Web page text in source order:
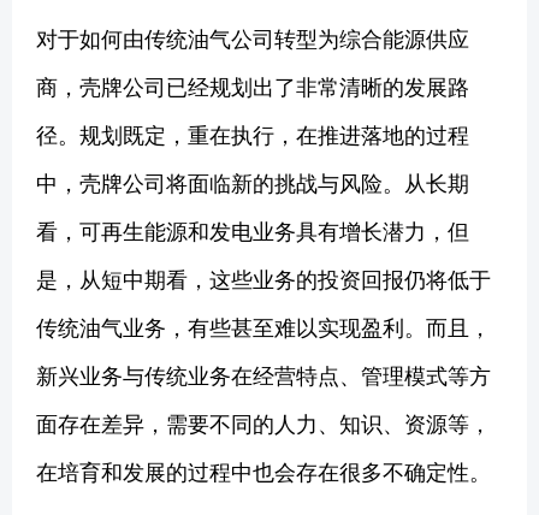
对于如何由传统油气公司转型为综合能源供应
商，壳牌公司已经规划出了非常清晰的发展路
径。规划既定，重在执行，在推进落地的过程
中，壳牌公司将面临新的挑战与风险。从长期
看，可再生能源和发电业务具有增长潜力，但
是，从短中期看，这些业务的投资回报仍将低于
传统油气业务，有些甚至难以实现盈利。而且，
新兴业务与传统业务在经营特点、管理模式等方
面存在差异，需要不同的人力、知识、资源等，
在培育和发展的过程中也会存在很多不确定性。